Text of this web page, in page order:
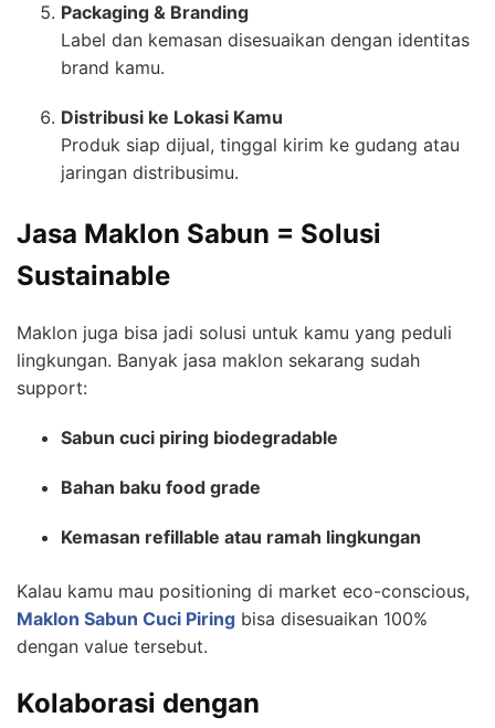
Packaging & Branding
Label dan kemasan disesuaikan dengan identitas
brand kamu.
Distribusi ke Lokasi Kamu
Produk siap dijual, tinggal kirim ke gudang atau
jaringan distribusimu.
Jasa Maklon Sabun = Solusi
Sustainable
Maklon juga bisa jadi solusi untuk kamu yang peduli
lingkungan. Banyak jasa maklon sekarang sudah
support:
Sabun cuci piring biodegradable
Bahan baku food grade
Kemasan refillable atau ramah lingkungan
Kalau kamu mau positioning di market eco-conscious,
Maklon Sabun Cuci Piring bisa disesuaikan 100%
dengan value tersebut.
Kolaborasi dengan